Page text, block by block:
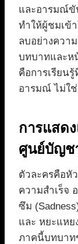
และอารมณ์
ทำให้ผู้ชมเข้
ลบอย่างควา
บทบาทและห
คือการเรียน
อารมณ์ ไม่ใ
การแสด
ศูนย์บัญช
ตัวละครคือหั
ความสำเร็จ
ซึม
และ หยะแหย
ภาคนี้บทบาท